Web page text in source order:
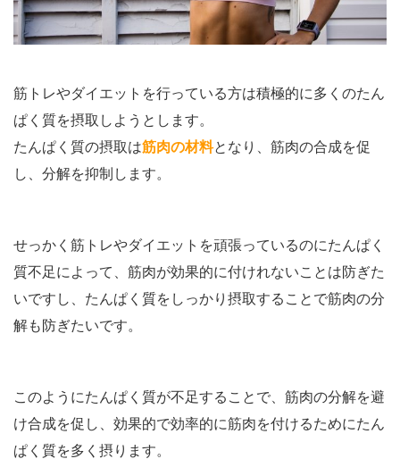
筋トレやダイエットを行っている方は積極的に多くのたん
ぱく質を摂取しようとします。
たんぱく質の摂取は筋肉の材料となり、筋肉の合成を促
し、分解を抑制します。
せっかく筋トレやダイエットを頑張っているのにたんぱく
質不足によって、筋肉が効果的に付けれないことは防ぎた
いですし、たんぱく質をしっかり摂取することで筋肉の分
解も防ぎたいです。
このようにたんぱく質が不足することで、筋肉の分解を避
け合成を促し、効果的で効率的に筋肉を付けるためにたん
ぱく質を多く摂ります。